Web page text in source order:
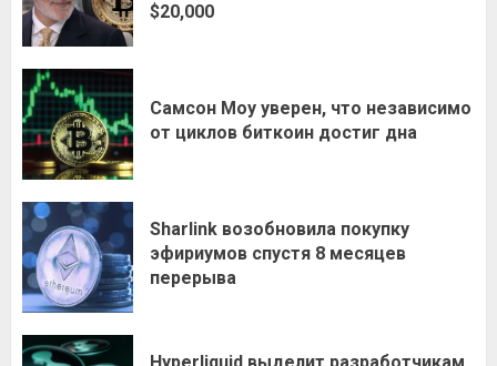
$20,000
Самсон Моу уверен, что независимо
от циклов биткоин достиг дна
Sharlink возобновила покупку
эфириумов спустя 8 месяцев
перерыва